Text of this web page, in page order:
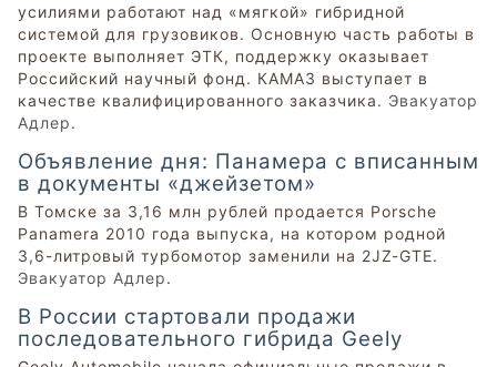
усилиями работают над «мягкой» гибридной
системой для грузовиков. Основную часть работы в
проекте выполняет ЭТК, поддержку оказывает
Российский научный фонд. КАМАЗ выступает в
качестве квалифицированного заказчика. Эвакуатор
Адлер.
Объявление дня: Панамера с вписанным
в документы «джейзетом»
В Томске за 3,16 млн рублей продается Porsche
Panamera 2010 года выпуска, на котором родной
3,6-литровый турбомотор заменили на 2JZ-GTE.
Эвакуатор Адлер.
В России стартовали продажи
последовательного гибрида Geely